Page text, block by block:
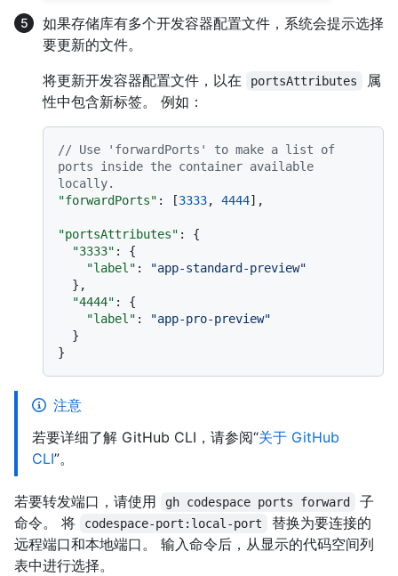
如果存储库有多个开发容器配置文件，系统会提示选择
要更新的文件。
将更新开发容器配置文件，以在
portsAttributes
属
性中包含新标签。 例如：
// Use 'forwardPorts' to make a list of
ports inside the container available
locally.
"forwardPorts" : [3333, 4444] ,
"portsAttributes" :
{
"3333" :
{
"label" :
"app-standard-preview"
} ,
"4444" :
{
"label" :
"app-pro-preview"
}
}
注意
若要详细了解 GitHub CLI，请参阅“关于 GitHub
CLI”。
若要转发端口，请使用 gh codespace ports forward
子
命令。 将
codespace-port:local-port
替换为要连接的
远程端口和本地端口。 输入命令后，从显示的代码空间列
表中进行选择。